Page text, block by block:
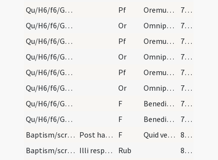
Qu/H6/f6/Good Friday/sollemn intercessions/7
Pf Oremus et pro hereticis
796 (193)
Qu/H6/f6/Good Friday/sollemn intercessions/8
Or Omnipotens sempiterne Deus qui salvas omnes
796 (193)
Qu/H6/f6/Good Friday/sollemn intercessions/8
Pf Oremus et pro perfidis Iudaeis
796 (193)
Qu/H6/f6/Good Friday/sollemn intercessions/9
Or Omnipotens sempiterne Deus qui etiam Iudaicam
796 (193)
Qu/H6/f6/Good Friday/sollemn intercessions/9
Pf Oremus et pro paganis
796 (193)
Qu/H6/f6/Good Friday/sollemn intercessions/10
Or Omnipotens sempiterne Deus qui non mortem
796 (193)
Qu/H6/f6/Good Friday/sollemn intercessions/1
F Benedictus Dominus qui vivit et regnat
796 (193)
Qu/H6/f6/Good Friday/sollemn intercessions/2
F Benedicat et exaudiat nos Deus
796 (193)
Baptism/scrutiny
Post haec mittendum est chrisma in ipsam aquam et… F Quid venistis
809
Baptism/scrutiny
Illi respondentes dicunt Nos baptizare. Rub
809